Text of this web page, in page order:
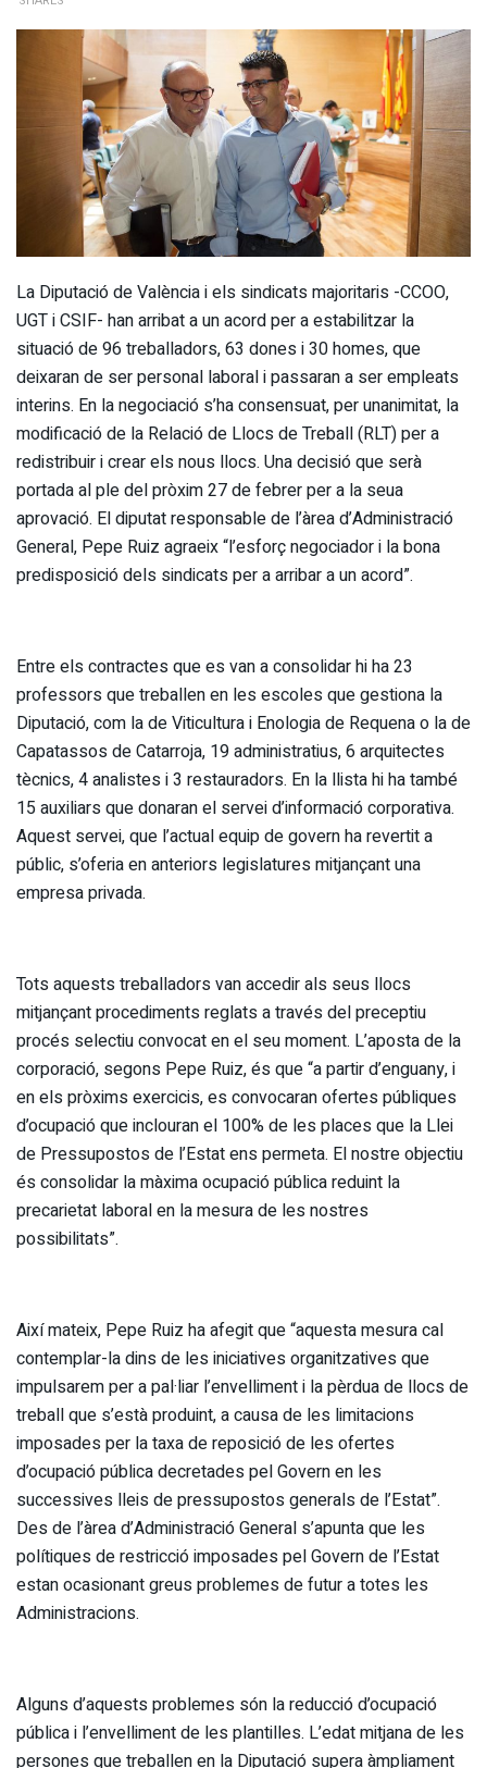
La Diputació de València i els sindicats majoritaris -CCOO,
UGT i CSIF- han arribat a un acord per a estabilitzar la
situació de 96 treballadors, 63 dones i 30 homes, que
deixaran de ser personal laboral i passaran a ser empleats
interins. En la negociació s’ha consensuat, per unanimitat, la
modificació de la Relació de Llocs de Treball (RLT) per a
redistribuir i crear els nous llocs. Una decisió que serà
portada al ple del pròxim 27 de febrer per a la seua
aprovació. El diputat responsable de l’àrea d’Administració
General, Pepe Ruiz agraeix “l’esforç negociador i la bona
predisposició dels sindicats per a arribar a un acord”.
Entre els contractes que es van a consolidar hi ha 23
professors que treballen en les escoles que gestiona la
Diputació, com la de Viticultura i Enologia de Requena o la de
Capatassos de Catarroja, 19 administratius, 6 arquitectes
tècnics, 4 analistes i 3 restauradors. En la llista hi ha també
15 auxiliars que donaran el servei d’informació corporativa.
Aquest servei, que l’actual equip de govern ha revertit a
públic, s’oferia en anteriors legislatures mitjançant una
empresa privada.
Tots aquests treballadors van accedir als seus llocs
mitjançant procediments reglats a través del preceptiu
procés selectiu convocat en el seu moment. L’aposta de la
corporació, segons Pepe Ruiz, és que “a partir d’enguany, i
en els pròxims exercicis, es convocaran ofertes públiques
d’ocupació que inclouran el 100% de les places que la Llei
de Pressupostos de l’Estat ens permeta. El nostre objectiu
és consolidar la màxima ocupació pública reduint la
precarietat laboral en la mesura de les nostres
possibilitats”.
Així mateix, Pepe Ruiz ha afegit que “aquesta mesura cal
contemplar-la dins de les iniciatives organitzatives que
impulsarem per a pal·liar l’envelliment i la pèrdua de llocs de
treball que s’està produint, a causa de les limitacions
imposades per la taxa de reposició de les ofertes
d’ocupació pública decretades pel Govern en les
successives lleis de pressupostos generals de l’Estat”.
Des de l’àrea d’Administració General s’apunta que les
polítiques de restricció imposades pel Govern de l’Estat
estan ocasionant greus problemes de futur a totes les
Administracions.
Alguns d’aquests problemes són la reducció d’ocupació
pública i l’envelliment de les plantilles. L’edat mitjana de les
persones que treballen en la Diputació supera àmpliament